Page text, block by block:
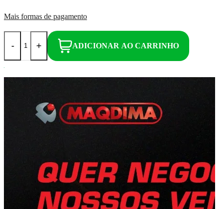
Mais formas de pagamento
- + ADICIONAR AO CARRINHO